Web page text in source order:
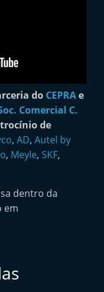
do CEPRAe
Comercial C.
de
,AD,Autel by
, Meyle, SKF,
dentro da
em